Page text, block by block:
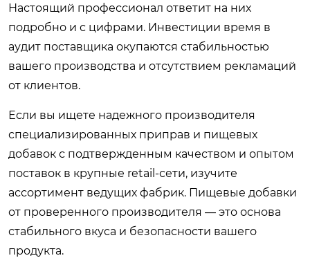
Настоящий профессионал ответит на них
подробно и с цифрами. Инвестиции время в
аудит поставщика окупаются стабильностью
вашего производства и отсутствием рекламаций
от клиентов.
Если вы ищете надежного производителя
специализированных приправ и пищевых
добавок с подтвержденным качеством и опытом
поставок в крупные retail-сети, изучите
ассортимент ведущих фабрик. Пищевые добавки
от проверенного производителя — это основа
стабильного вкуса и безопасности вашего
продукта.